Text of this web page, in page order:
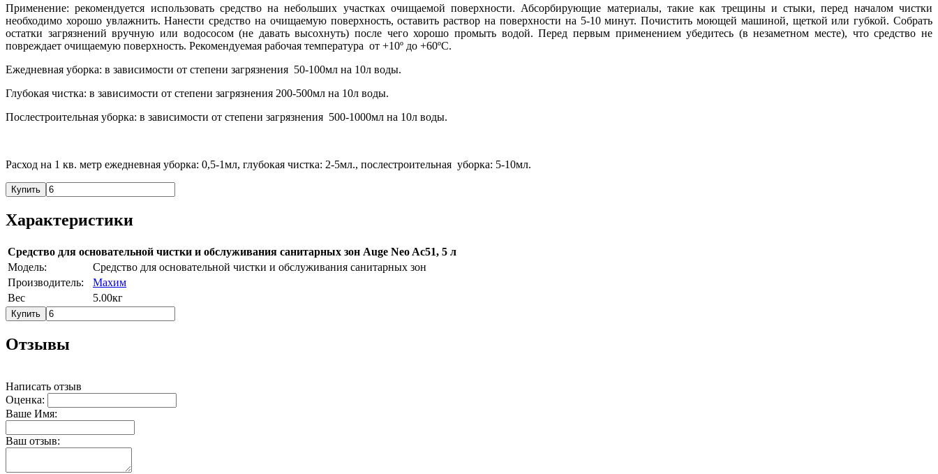
Применение: рекомендуется использовать средство на небольших участках очищаемой поверхности. Абсорбирующие материалы, такие как трещины и стыки, перед началом чистки
необходимо хорошо увлажнить. Нанести средство на очищаемую поверхность, оставить раствор на поверхности на 5-10 минут. Почистить моющей машиной, щеткой или губкой. Собрать
остатки загрязнений вручную или водососом (не давать высохнуть) после чего хорошо промыть водой. Перед первым применением убедитесь (в незаметном месте), что средство не
повреждает очищаемую поверхность. Рекомендуемая рабочая температура от +10º до +60ºС.
Ежедневная уборка: в зависимости от степени загрязнения 50-100мл на 10л воды.
Глубокая чистка: в зависимости от степени загрязнения 200-500мл на 10л воды.
Послестроительная уборка: в зависимости от степени загрязнения 500-1000мл на 10л воды.
Расход на 1 кв. метр ежедневная уборка: 0,5-1мл, глубокая чистка: 2-5мл., послестроительная уборка: 5-10мл.
Купить
Характеристики
Средство для основательной чистки и обслуживания санитарных зон Auge Neo Ac51, 5 л
Модель:
Средство для основательной чистки и обслуживания санитарных зон
Производитель:
Махим
Вес
5.00кг
Купить
Отзывы
Написать отзыв
Оценка:
Ваше Имя:
Ваш отзыв: